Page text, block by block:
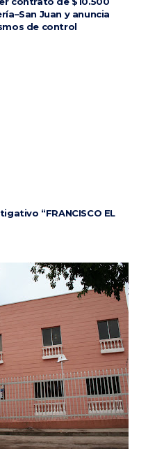
Juan y anuncia
de control
“FRANCISCO EL